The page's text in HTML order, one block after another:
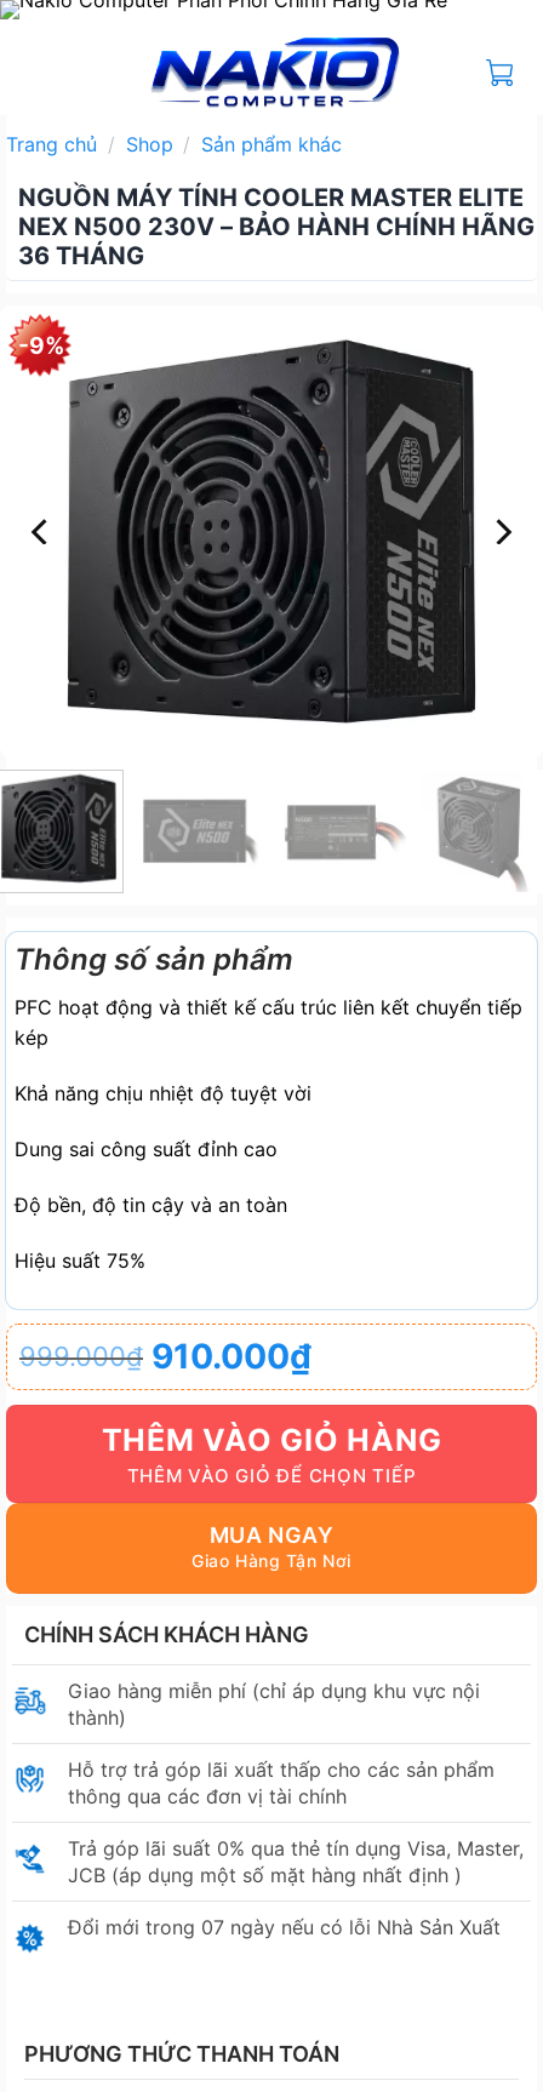
Bỏ
Trang chủ / Shop / Sản phẩm khác
NGUỒN MÁY TÍNH COOLER MASTER ELITE
NEX N500 230V – BẢO HÀNH CHÍNH HÃNG
36 THÁNG
-9%
Thông số sản phẩm
PFC hoạt động và thiết kế cấu trúc liên kết chuyển tiếp
kép
Khả năng chịu nhiệt độ tuyệt vời
Dung sai công suất đỉnh cao
Độ bền, độ tin cậy và an toàn
Hiệu suất 75%
999.000₫
Giá
gốc
999.000₫.
910.000₫
Giá
hiện
910.000₫.
THÊM VÀO GIỎ HÀNG
MUA NGAY
CHÍNH SÁCH KHÁCH HÀNG
Giao hàng miễn phí (chỉ áp dụng khu vực nội
thành)
Hỗ trợ trả góp lãi xuất thấp cho các sản phẩm
thông qua các đơn vị tài chính
Trả góp lãi suất 0% qua thẻ tín dụng Visa, Master,
JCB (áp dụng một số mặt hàng nhất định )
Đổi mới trong 07 ngày nếu có lỗi Nhà Sản Xuất
PHƯƠNG THỨC THANH TOÁN